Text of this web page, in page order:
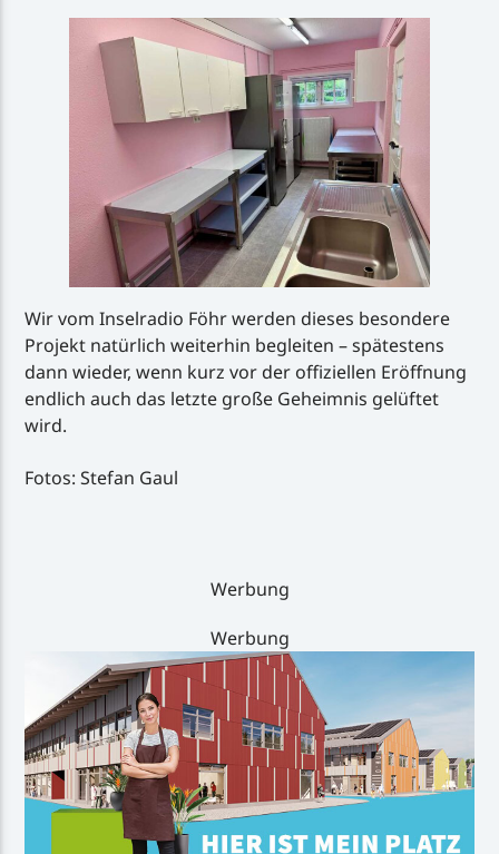
Wir vom Inselradio Föhr werden dieses besondere
Projekt natürlich weiterhin begleiten – spätestens
dann wieder, wenn kurz vor der offiziellen Eröffnung
endlich auch das letzte große Geheimnis gelüftet
wird.
Fotos: Stefan Gaul
Werbung
Werbung